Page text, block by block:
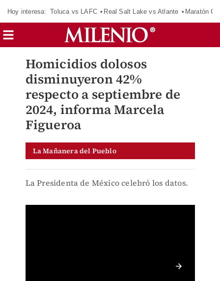
Hoy interesa: Toluca vs LAFC Real Salt Lake vs Atlante Maratón
Homicidios dolosos
disminuyeron 42%
respecto a septiembre de
2024, informa Marcela
Figueroa
La Mañanera del Pueblo
La Presidenta de México celebró los datos.